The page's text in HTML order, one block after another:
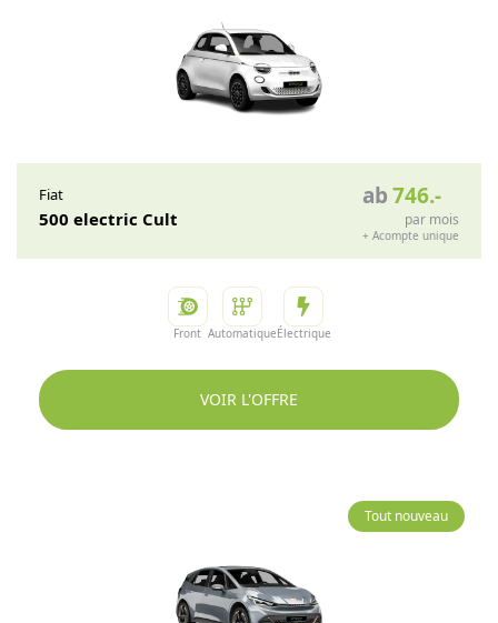
Fiat
500 electric Cult
ab746.-
par mois
+ Acompte unique
Front AutomatiqueÉlectrique
VOIR L'OFFRE
Tout nouveau